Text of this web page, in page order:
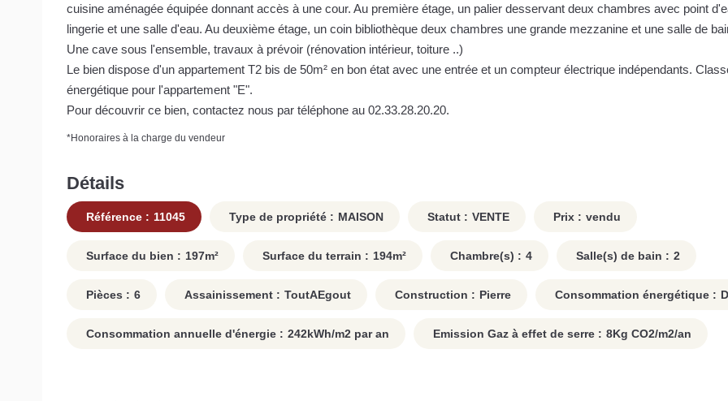
cuisine aménagée équipée donnant accès à une cour. Au première étage, un palier desservant deux chambres avec point
lingerie et une salle d'eau. Au deuxième étage, un coin bibliothèque deux chambres une grande mezzanine et une salle de
Une cave sous l'ensemble, travaux à prévoir (rénovation intérieur, toiture ..)
Le bien dispose d'un appartement T2 bis de 50m² en bon état avec une entrée et un compteur électrique indépendants.
énergétique pour l'appartement "E".
Pour découvrir ce bien, contactez nous par téléphone au 02.33.28.20.20.
*Honoraires à la charge du vendeur
Détails
Référence : 11045 Type de propriété : MAISON Statut : VENTE Prix : vendu
Surface du bien : 197m² Surface du terrain : 194m² Chambre(s) : 4 Salle(s) de bain : 2
Pièces : 6 Assainissement : ToutAEgout Construction : Pierre Consommation énergétique : D
Consommation annuelle d'énergie : 242kWh/m2 par an Emission Gaz à effet de serre : 8Kg CO2/m2/an